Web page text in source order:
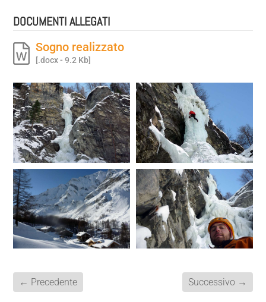
DOCUMENTI ALLEGATI
Sogno realizzato
[.docx - 9.2 Kb]
← Precedente Successivo→